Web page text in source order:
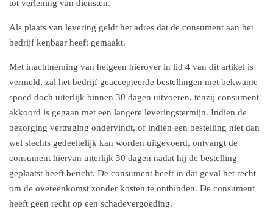
tot verlening van diensten.
Als plaats van levering geldt het adres dat de consument aan het
bedrijf kenbaar heeft gemaakt.
Met inachtneming van hetgeen hierover in lid 4 van dit artikel is
vermeld, zal het bedrijf geaccepteerde bestellingen met bekwame
spoed doch uiterlijk binnen 30 dagen uitvoeren, tenzij consument
akkoord is gegaan met een langere leveringstermijn. Indien de
bezorging vertraging ondervindt, of indien een bestelling niet dan
wel slechts gedeeltelijk kan worden uitgevoerd, ontvangt de
consument hiervan uiterlijk 30 dagen nadat hij de bestelling
geplaatst heeft bericht. De consument heeft in dat geval het recht
om de overeenkomst zonder kosten te ontbinden. De consument
heeft geen recht op een schadevergoeding.